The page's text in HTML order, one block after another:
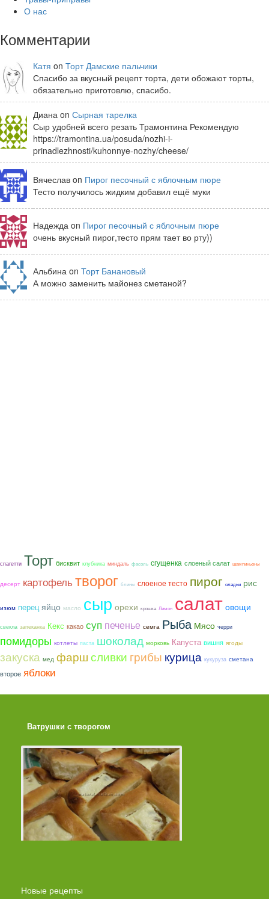
О нас
Комментарии
Катя on Торт Дамские пальчики
Спасибо за вкусный рецепт торта, дети обожают торты,
обязательно приготовлю, спасибо.
Диана on Сырная тарелка
Сыр удобней всего резать Трамонтина Рекомендую
https://tramontina.ua/posuda/nozhi-i-
prinadlezhnosti/kuhonnye-nozhy/cheese/
Вячеслав on Пирог песочный с яблочным пюре
Тесто получилось жидким добавил ещё муки
Надежда on Пирог песочный с яблочным пюре
очень вкусный пирог,тесто прям тает во рту))
Альбина on Торт Банановый
А можно заменить майонез сметаной?
спагетти Торт бисквит клубника миндаль фасоль сгущенка слоеный салат шампиньоны
десерт картофель творог блины слоеное тесто пирог оладьи рис
изюм перец яйцо масло сыр орехи крошка Лимон салат овощи
свекла запеканка Кекс какао суп печенье семга Рыба Мясо черри
помидоры котлеты паста шоколад морковь Капуста вишня ягоды
закуска мед фаршсливки грибы курица кукуруза сметана
второе яблоки
Ватрушки с творогом
Новые рецепты